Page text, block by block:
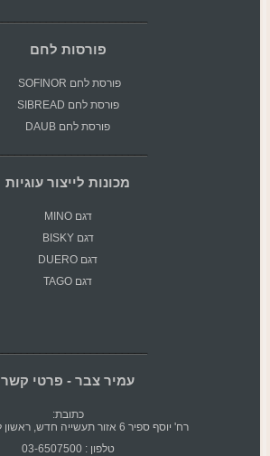
פורסות לחם
פורסת לחם SOFINOR
פורסת לחם SIBREAD
פורסת לחם DAUB
מכונות לייצור עוגיות
דגם MINO
דגם BISKY
דגם DUERO
דגם TAGO
עמיר צבר - פרטי קשר
כתובת:
רח' יוסף ספיר 6 אזור תעשייה חדש, ראשון לציון 75704
טלפון : 03-6507500